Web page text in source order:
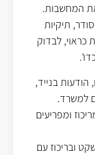
את המחשבות.
תיקיות
כראוי, לבדוק
בנייד,
למשרד.
ומפריעים
ובריכוז עם